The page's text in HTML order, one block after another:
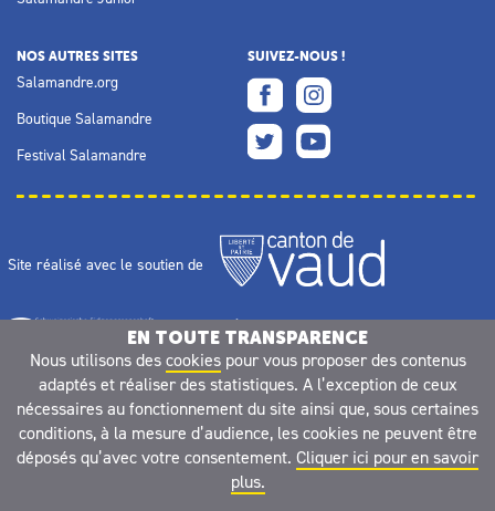
NOS AUTRES SITES
Salamandre.org
Boutique Salamandre
Festival Salamandre
SUIVEZ-NOUS !
Site réalisé avec le soutien de
EN TOUTE TRANSPARENCE
Nous utilisons des cookiespour vous proposer des contenus
adaptés et réaliser des statistiques. A l’exception de ceux
nécessaires au fonctionnement du site ainsi que, sous certaines
conditions, à la mesure d’audience, les cookies ne peuvent être
déposés qu’avec votre consentement. Cliquer ici pour en savoir
plus.